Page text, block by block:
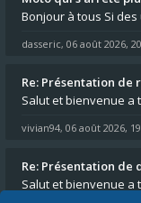
dasseric, 06 août 2026,
Re: Présentation de
Salut et bienvenue a
vivian94, 06 août 2026,
Re: Présentation de
Salut et bienvenue a